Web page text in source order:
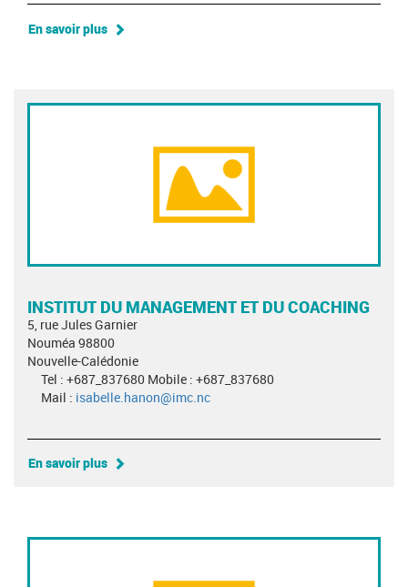
En savoir plus
INSTITUT DU MANAGEMENT ET DU COACHING
5, rue Jules Garnier
Nouméa 98800
Nouvelle-Calédonie
Tel : +687_837680 Mobile : +687_837680
Mail : isabelle.hanon@imc.nc
En savoir plus